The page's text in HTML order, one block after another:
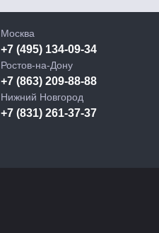
Москва
+7 (495) 134-09-34
Ростов-на-Дону
+7 (863) 209-88-88
Нижний Новгород
+7 (831) 261-37-37